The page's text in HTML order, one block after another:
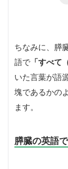
ちなみに、膵
語で 「すべ
いた言葉が語
塊であるかの
ます。
膵臓の英語